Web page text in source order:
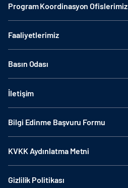
Program Koordinasyon Ofislerimiz
Faaliyetlerimiz
Basın Odası
İletişim
Bilgi Edinme Başvuru Formu
KVKK Aydınlatma Metni
Gizlilik Politikası